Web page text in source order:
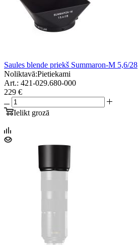
Saules blende priekš Summaron-M 5,6/28
Noliktavā:Pietiekami
Art.: 421-029.680-000
229 €
Ielikt grozā